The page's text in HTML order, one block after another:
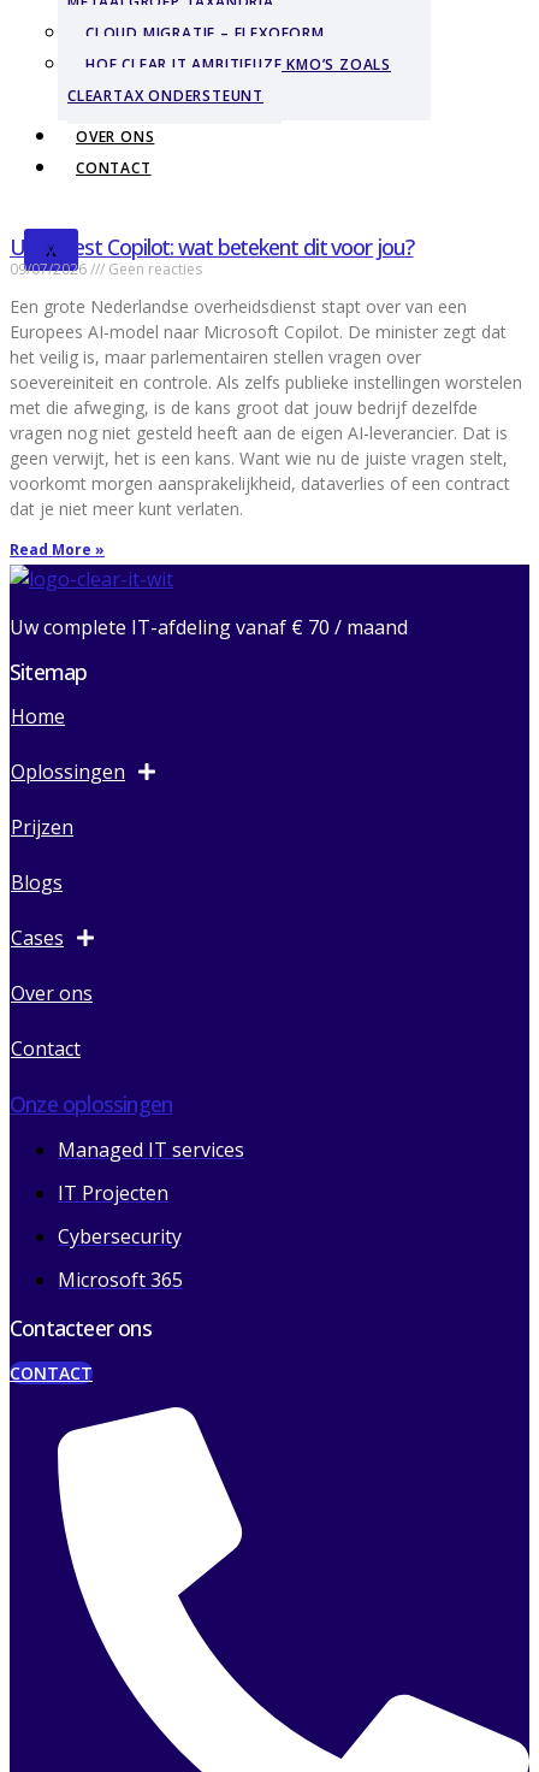
CLOUD MIGRATIE – FLEXOFORM
HOE CLEAR IT AMBITIEUZE KMO’S ZOALS
CLEARTAX ONDERSTEUNT
OVER ONS
CONTACT
X
UWV kiest Copilot: wat betekent dit voor jou?
09/07/2026 Geen reacties
Een grote Nederlandse overheidsdienst stapt over van een
Europees AI-model naar Microsoft Copilot. De minister zegt dat
het veilig is, maar parlementairen stellen vragen over
soevereiniteit en controle. Als zelfs publieke instellingen worstelen
met die afweging, is de kans groot dat jouw bedrijf dezelfde
vragen nog niet gesteld heeft aan de eigen AI-leverancier. Dat is
geen verwijt, het is een kans. Want wie nu de juiste vragen stelt,
voorkomt morgen aansprakelijkheid, dataverlies of een contract
dat je niet meer kunt verlaten.
Read More »
Uw complete IT-afdeling vanaf € 70 / maand
Sitemap
Home
Oplossingen
Prijzen
Blogs
Cases
Over ons
Contact
Onze oplossingen
Managed IT services
IT Projecten
Cybersecurity
Microsoft 365
Contacteer ons
CONTACT